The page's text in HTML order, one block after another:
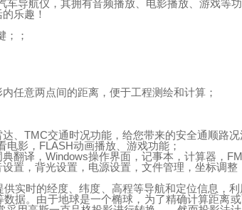
导航仪，其拥有音频播放、电影播放、游戏等
乐趣！
；；
任意两点间的距离，便于工程测绘和计算；
、 TMC交通时况功能，给您带来的安全通顺路况
电影， FLASH动画播放、游戏功能；
翻译， Windows操作界面，记事本，计算器， FM
置，背光设置，电源设置，文件管理，坐标调整
供实时的经度、纬度、高程等导航和定位信息，
数据。由于地球是一个椭球，为了精确计算距离